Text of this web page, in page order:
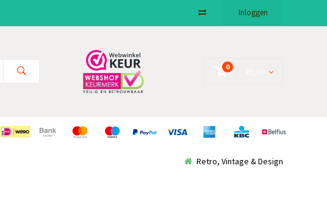
Inloggen
0
Retro, Vintage & Design